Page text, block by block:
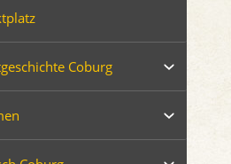
Coburg